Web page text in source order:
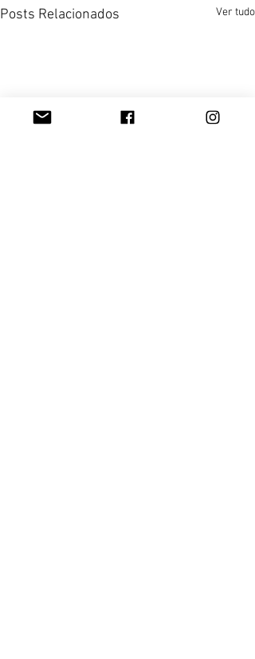
Posts Relacionados Ver tudo